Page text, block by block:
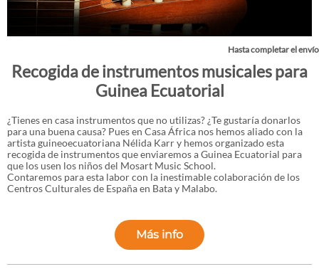
Hasta completar el envío
Recogida de instrumentos musicales para
Guinea Ecuatorial
¿Tienes en casa instrumentos que no utilizas? ¿Te gustaría donarlos
para una buena causa? Pues en Casa África nos hemos aliado con la
artista guineoecuatoriana Nélida Karr y hemos organizado esta
recogida de instrumentos que enviaremos a Guinea Ecuatorial para
que los usen los niños del Mosart Music School.
Contaremos para esta labor con la inestimable colaboración de los
Centros Culturales de España en Bata y Malabo.
Más info